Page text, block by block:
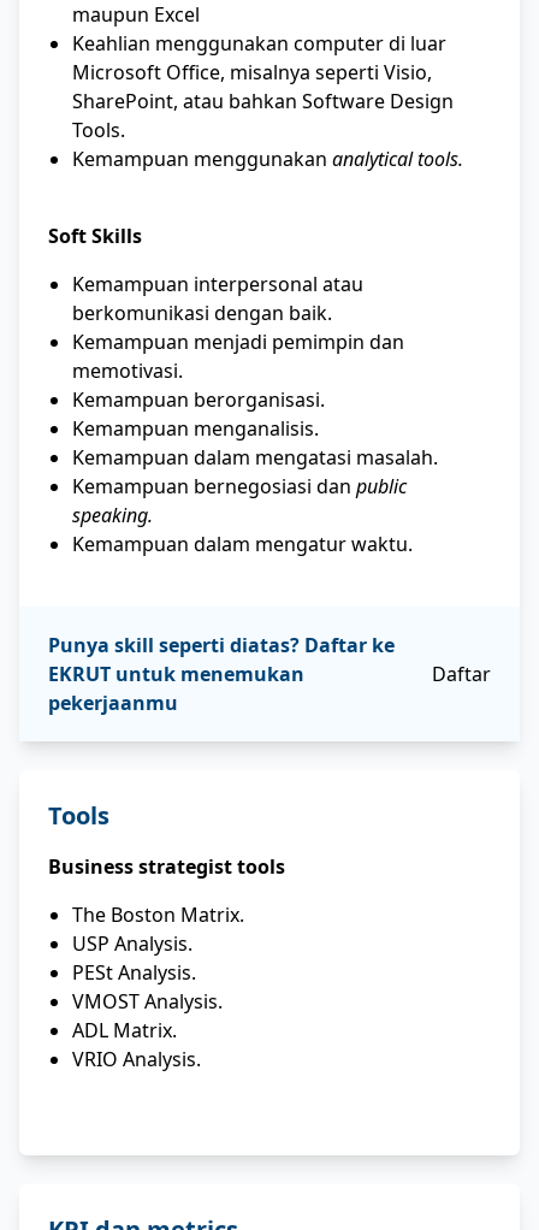
maupun Excel
Keahlian menggunakan computer di luar
Microsoft Office, misalnya seperti Visio,
SharePoint, atau bahkan Software Design
Tools.
Kemampuan menggunakan analytical tools.
Soft Skills
Kemampuan interpersonal atau
berkomunikasi dengan baik.
Kemampuan menjadi pemimpin dan
memotivasi.
Kemampuan berorganisasi.
Kemampuan menganalisis.
Kemampuan dalam mengatasi masalah.
Kemampuan bernegosiasi dan public
speaking.
Kemampuan dalam mengatur waktu.
Punya skill seperti diatas? Daftar ke
EKRUT untuk menemukan
pekerjaanmu
Daftar
Tools
Business strategist tools
The Boston Matrix.
USP Analysis.
PESt Analysis.
VMOST Analysis.
ADL Matrix.
VRIO Analysis.